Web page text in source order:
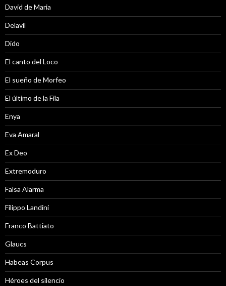
David de Maria
Delavil
Dido
El canto del Loco
El sueño de Morfeo
El último de la Fila
Enya
Eva Amaral
Ex Deo
Extremoduro
Falsa Alarma
Filippo Landini
Franco Battiato
Glaucs
Habeas Corpus
Héroes del silencio